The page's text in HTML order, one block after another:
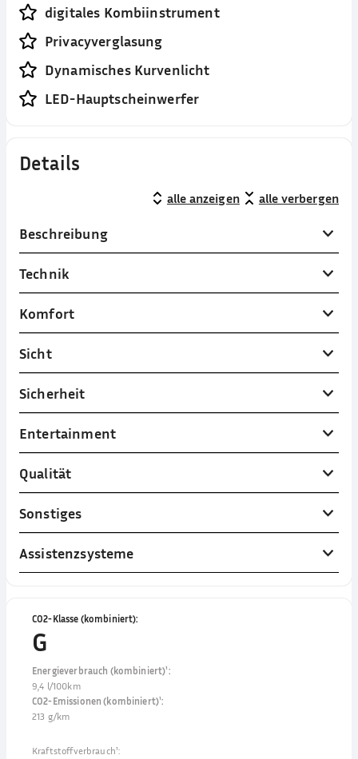
digitales Kombiinstrument
Privacyverglasung
Dynamisches Kurvenlicht
LED-Hauptscheinwerfer
Details
alle anzeigen alle verbergen
Beschreibung
Technik
Komfort
Sicht
Sicherheit
Entertainment
Qualität
Sonstiges
Assistenzsysteme
CO2-Klasse (kombiniert):
G
Energieverbrauch (kombiniert)¹:
9,4 l/100km
CO2-Emissionen (kombiniert)¹:
213 g/km
Kraftstoffverbrauch¹: